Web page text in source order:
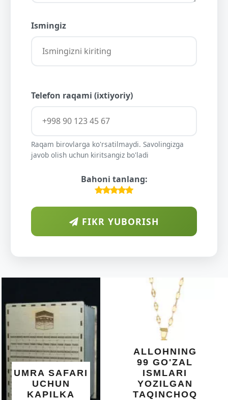
Ismingiz
Telefon raqami (ixtiyoriy)
Raqam birovlarga ko'rsatilmaydi. Savolingizga
javob olish uchun kiritsangiz bo'ladi
Bahoni tanlang:
FIKR YUBORISH
ALLOHNING
99 GO'ZAL
ISMLARI
YOZILGAN
TAQINCHOQ
DIYORIDA
O'SUVCHI
KUNDUR
DARAXTINING
SHIFOBAXSH
YELIMI: AQL,
XOTIRA VA
UMUMIY
SALOMATLIK
UCHUN
BEBAHO
NE'MAT